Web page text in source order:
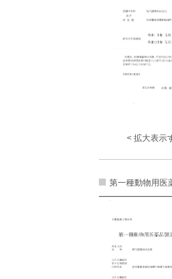
< 拡大表示
第一種動物用医